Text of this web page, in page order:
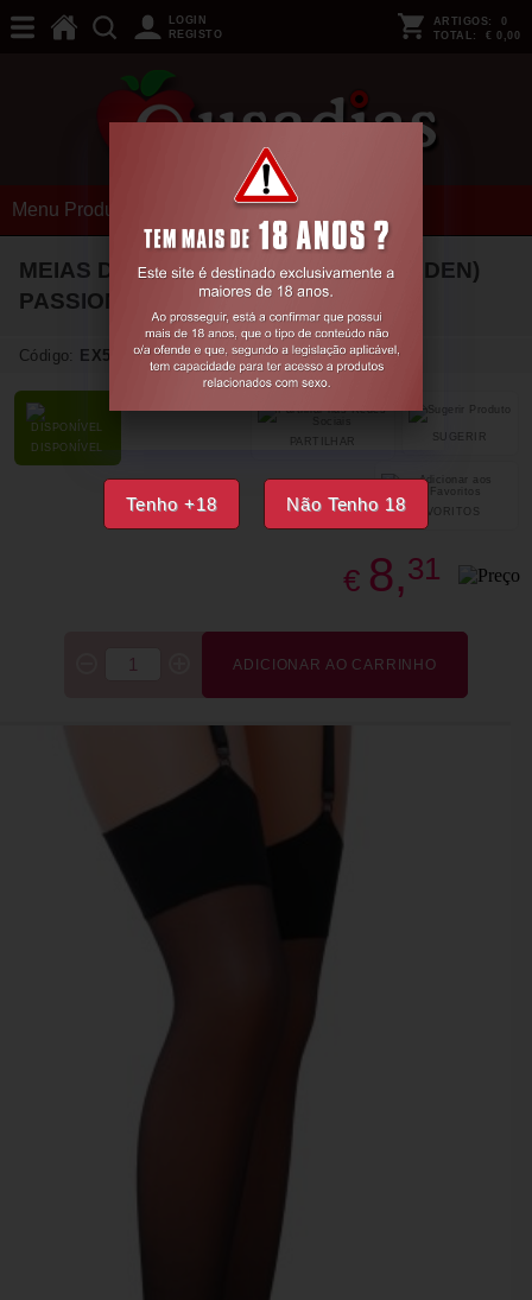
Tenho +18 Não Tenho 18
LOGIN
REGISTO
ARTIGOS: 0
TOTAL: € 0,00
Menu Produtos
MEIAS DE LIGAS ST001 PRETAS (17 DEN)
PASSION
Código: EX50093
DISPONÍVEL
SUGERIR
PARTILHAR
FAVORITOS
€ 8,31
ADICIONAR AO CARRINHO